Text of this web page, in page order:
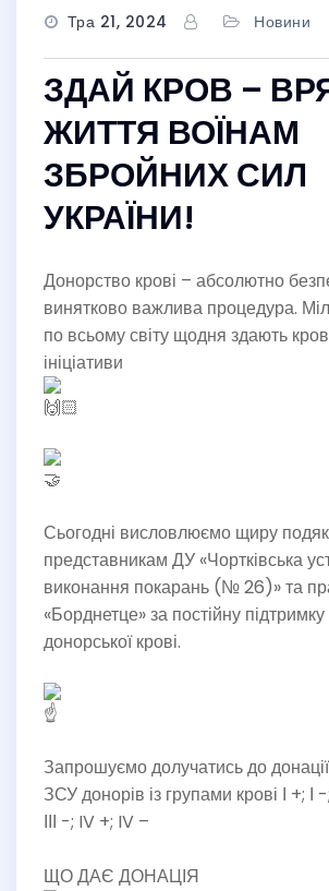
Тра 21, 2024 Новини
ЗДАЙ КРОВ –
ЖИТТЯ ВОЇНАМ
ЗБРОЙНИХ СИЛ
УКРАЇНИ!
Донорство крові – абсолютно
винятково важлива процедура.
по всьому світу щодня здають
ініціативи
Сьогодні висловлюємо щиру
представникам ДУ «Чортківська
виконання покарань (№ 26)» та
«Борднетце» за постійну підтримку
донорської крові.
Запрошуємо долучатись до
ЗСУ донорів із групами крові І +; І -;
ІІІ -; IV +; IV –
ЩО ДАЄ ДОНАЦІЯ